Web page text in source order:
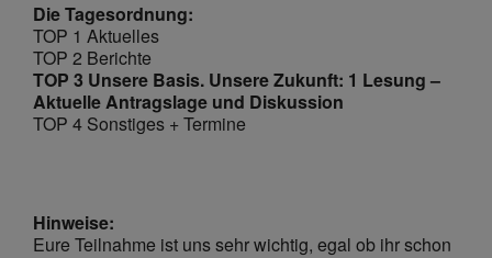
Die Tagesordnung:
TOP 1 Aktuelles
TOP 2 Berichte
TOP 3 Unsere Basis. Unsere Zukunft: 1 Lesung –
Aktuelle Antragslage und Diskussion
TOP 4 Sonstiges + Termine
Hinweise:
Eure Teilnahme ist uns sehr wichtig, egal ob ihr schon